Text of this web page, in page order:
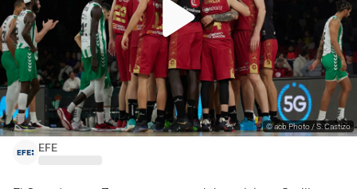
EFE
©acb Photo / S. Castizo